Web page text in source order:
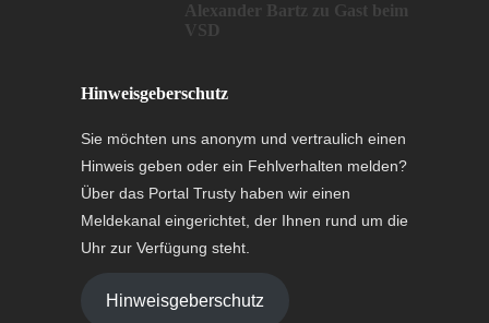
Alexander Bartz zu Gast beim
VSD
Hinweisgeberschutz
Sie möchten uns anonym und vertraulich einen
Hinweis geben oder ein Fehlverhalten melden?
Über das Portal Trusty haben wir einen
Meldekanal eingerichtet, der Ihnen rund um die
Uhr zur Verfügung steht.
Hinweisgeberschutz